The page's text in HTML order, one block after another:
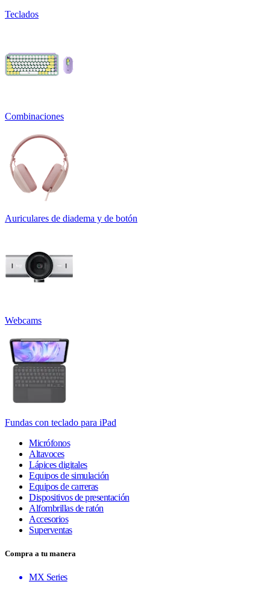
Teclados
Combinaciones
Auriculares de diadema y de botón
Webcams
Fundas con teclado para iPad
Micrófonos
Altavoces
Lápices digitales
Equipos de simulación
Equipos de carreras
Dispositivos de presentación
Alfombrillas de ratón
Accesorios
Superventas
Compra a tu manera
MX Series